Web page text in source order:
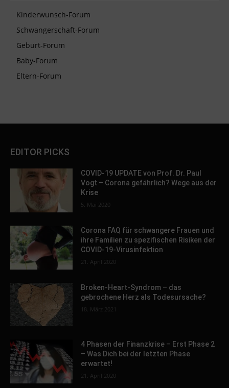
Kinderwunsch-Forum
Schwangerschaft-Forum
Geburt-Forum
Baby-Forum
Eltern-Forum
EDITOR PICKS
COVID-19 UPDATE von Prof. Dr. Paul
Vogt – Corona gefährlich? Wege aus der
Krise
5. Mai 2020
Corona FAQ für schwangere Frauen und
ihre Familien zu spezifischen Risiken der
COVID-19-Virusinfektion
21. April 2020
Broken-Heart-Syndrom – das
gebrochene Herz als Todesursache?
18. März 2021
4 Phasen der Finanzkrise – Erst Phase 2
– Was Dich bei der letzten Phase
erwartet!
21. April 2020